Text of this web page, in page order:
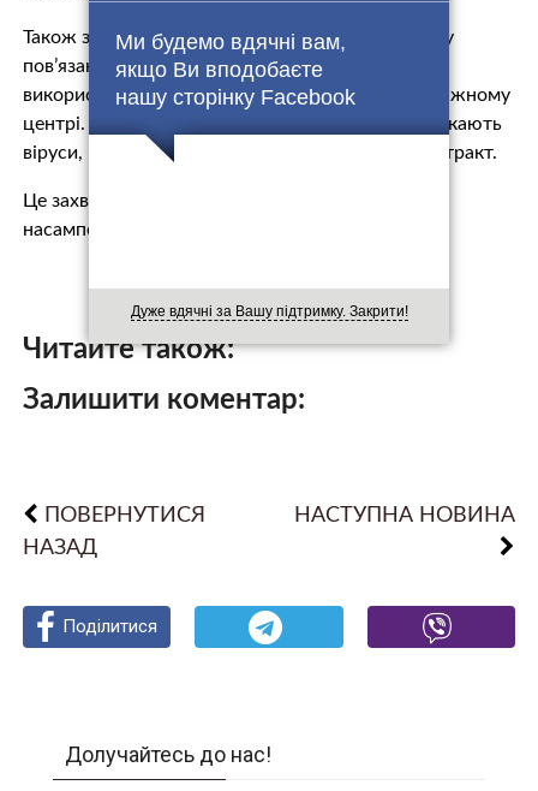
Ми будемо вдячні вам,
якщо Ви вподобаєте
нашу сторінку Facebook
Дуже вдячні за Вашу підтримку. Закрити!
Також зазначається, що спалах кишкового грипу
пов’язаний із забрудненою водою, яку
використовували для приготування їжі в молодіжному
центрі. Що таке кишковий грип? Хворобу викликають
віруси, що потрапляють у шлунково-кишковий тракт.
Це захворювання небезпечне ускладненнями,
насамперед розвитком дисбактеріозу.
Читайте також:
Залишити коментар:
ПОВЕРНУТИСЯ
НАЗАД
НАСТУПНА НОВИНА
Поділитися
Поділитися
Поділитися
Долучайтесь до нас!